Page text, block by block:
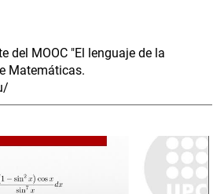
del MOOC "El lenguaje de la
Matemáticas.